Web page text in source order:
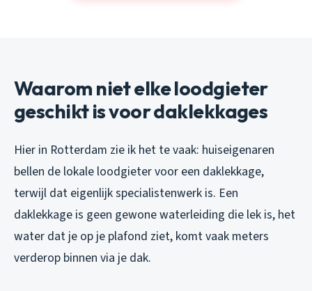
Waarom niet elke loodgieter
geschikt is voor daklekkages
Hier in Rotterdam zie ik het te vaak: huiseigenaren
bellen de lokale loodgieter voor een daklekkage,
terwijl dat eigenlijk specialistenwerk is. Een
daklekkage is geen gewone waterleiding die lek is, het
water dat je op je plafond ziet, komt vaak meters
verderop binnen via je dak.